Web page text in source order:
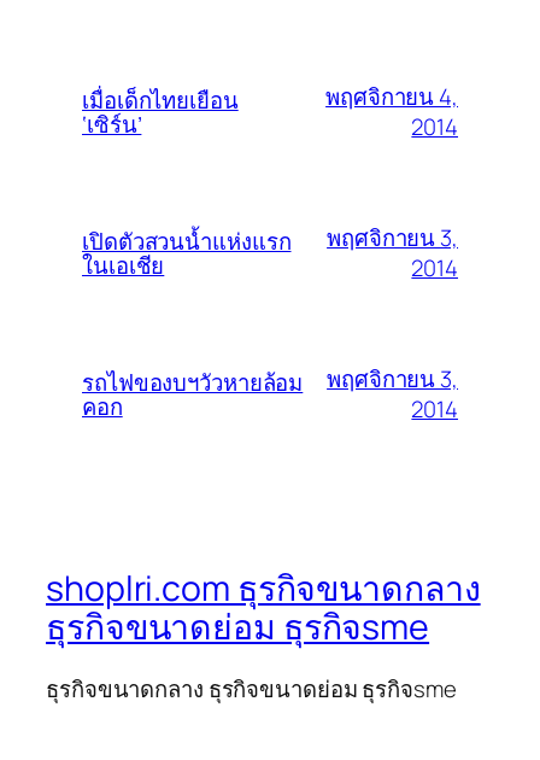
เมื่อเด็กไทยเยือน
‘เซิร์น’
พฤศจิกายน 4,
2014
เปิดตัวสวนน้ำแห่งแรก
ในเอเชีย
พฤศจิกายน 3,
2014
รถไฟของบฯวัวหายล้อม
คอก
พฤศจิกายน 3,
2014
shoplri.com ธุรกิจขนาดกลาง
ธุรกิจขนาดย่อม ธุรกิจsme
ธุรกิจขนาดกลาง ธุรกิจขนาดย่อม ธุรกิจsme